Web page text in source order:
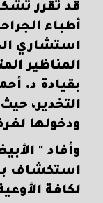
قد تقرر
أطباء
استشاري
المناظير
بقيادة د.
التخدير،
ودخولها
وأفاد "
استكشاف
لكافة